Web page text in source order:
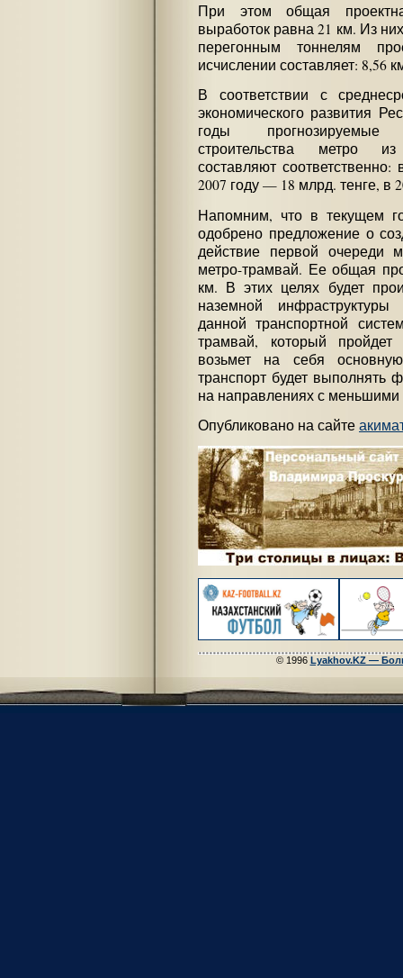
При этом общая
выработок равна 21 км. Из
перегонным тоннелям
исчислении составляет: 8,56
В соответствии с
экономического развития
годы
строительства метро
составляют
2007 году — 18 млрд. тенге, в
Напомним, что в текущем
одобрено предложение о
действие первой очереди
метро-трамвай. Ее общая
км. В этих целях будет
наземной
данной транспортной
трамвай, который
возьмет на себя
транспорт будет выполнять
на направлениях с
Опубликовано на сайте
© 1996 Lyakhov.KZ —